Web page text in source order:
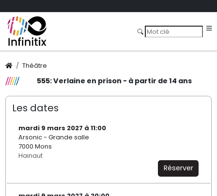
Théâtre
555: Verlaine en prison - à partir de 14 ans
Les dates
mardi 9 mars 2027 à 11:00
Arsonic - Grande salle
7000 Mons
Hainaut
Réserver